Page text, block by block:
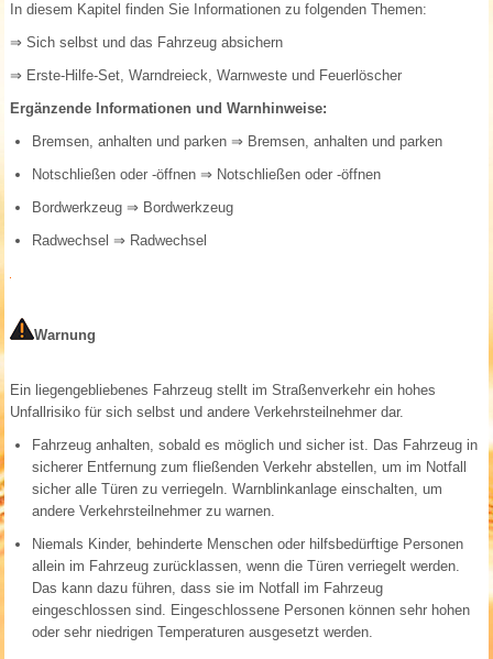
In diesem Kapitel finden Sie Informationen zu folgenden Themen:
⇒ Sich selbst und das Fahrzeug absichern
⇒ Erste-Hilfe-Set, Warndreieck, Warnweste und Feuerlöscher
Ergänzende Informationen und Warnhinweise:
Bremsen, anhalten und parken ⇒ Bremsen, anhalten und parken
Notschließen oder -öffnen ⇒ Notschließen oder -öffnen
Bordwerkzeug ⇒ Bordwerkzeug
Radwechsel ⇒ Radwechsel
Warnung
Ein liegengebliebenes Fahrzeug stellt im Straßenverkehr ein hohes
Unfallrisiko für sich selbst und andere Verkehrsteilnehmer dar.
Fahrzeug anhalten, sobald es möglich und sicher ist. Das Fahrzeug in
sicherer Entfernung zum fließenden Verkehr abstellen, um im Notfall
sicher alle Türen zu verriegeln. Warnblinkanlage einschalten, um
andere Verkehrsteilnehmer zu warnen.
Niemals Kinder, behinderte Menschen oder hilfsbedürftige Personen
allein im Fahrzeug zurücklassen, wenn die Türen verriegelt werden.
Das kann dazu führen, dass sie im Notfall im Fahrzeug
eingeschlossen sind. Eingeschlossene Personen können sehr hohen
oder sehr niedrigen Temperaturen ausgesetzt werden.